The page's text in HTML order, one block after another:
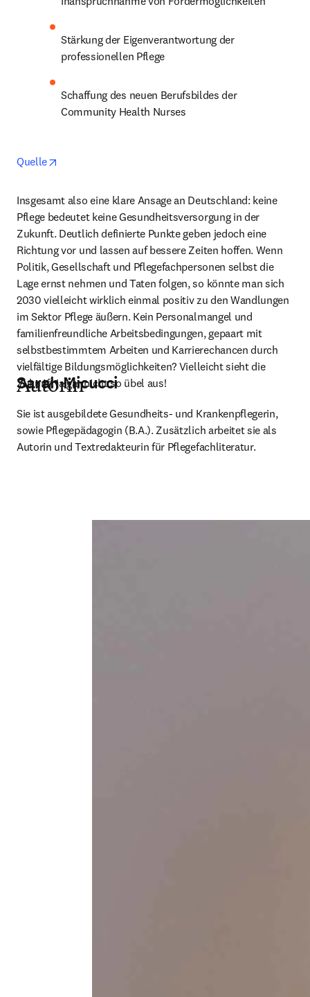
Stärkung der Eigenverantwortung der
professionellen Pflege
Schaffung des neuen Berufsbildes der
Community Health Nurses
Quelle
Insgesamt also eine klare Ansage an Deutschland: keine
Pflege bedeutet keine Gesundheitsversorgung in der
Zukunft. Deutlich definierte Punkte geben jedoch eine
Richtung vor und lassen auf bessere Zeiten hoffen. Wenn
Politik, Gesellschaft und Pflegefachpersonen selbst die
Lage ernst nehmen und Taten folgen, so könnte man sich
2030 vielleicht wirklich einmal positiv zu den Wandlungen
im Sektor Pflege äußern. Kein Personalmangel und
familienfreundliche Arbeitsbedingungen, gepaart mit
selbstbestimmtem Arbeiten und Karrierechancen durch
vielfältige Bildungsmöglichkeiten? Vielleicht sieht die
Zukunft ja gar nicht so übel aus!
Autorin
Sarah Micucci
Sie ist ausgebildete Gesundheits- und Krankenpflegerin,
sowie Pflegepädagogin (B.A.). Zusätzlich arbeitet sie als
Autorin und Textredakteurin für Pflegefachliteratur.